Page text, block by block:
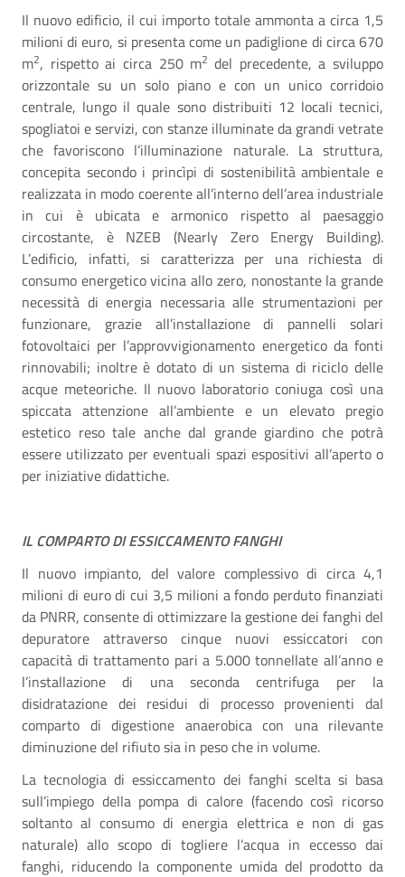
Il nuovo edificio, il cui importo totale ammonta a circa 1,5
milioni di euro, si presenta come un padiglione di circa 670
m2, rispetto ai circa 250 m2 del precedente, a sviluppo
orizzontale su un solo piano e con un unico corridoio
centrale, lungo il quale sono distribuiti 12 locali tecnici,
spogliatoi e servizi, con stanze illuminate da grandi vetrate
che favoriscono l’illuminazione naturale. La struttura,
concepita secondo i princìpi di sostenibilità ambientale e
realizzata in modo coerente all’interno dell’area industriale
in cui è ubicata e armonico rispetto al paesaggio
circostante, è NZEB (Nearly Zero Energy Building).
L’edificio, infatti, si caratterizza per una richiesta di
consumo energetico vicina allo zero, nonostante la grande
necessità di energia necessaria alle strumentazioni per
funzionare, grazie all’installazione di pannelli solari
fotovoltaici per l’approvvigionamento energetico da fonti
rinnovabili; inoltre è dotato di un sistema di riciclo delle
acque meteoriche. Il nuovo laboratorio coniuga così una
spiccata attenzione all’ambiente e un elevato pregio
estetico reso tale anche dal grande giardino che potrà
essere utilizzato per eventuali spazi espositivi all’aperto o
per iniziative didattiche.
IL COMPARTO DI ESSICCAMENTO FANGHI
Il nuovo impianto, del valore complessivo di circa 4,1
milioni di euro di cui 3,5 milioni a fondo perduto finanziati
da PNRR, consente di ottimizzare la gestione dei fanghi del
depuratore attraverso cinque nuovi essiccatori con
capacità di trattamento pari a 5.000 tonnellate all’anno e
l’installazione di una seconda centrifuga per la
disidratazione dei residui di processo provenienti dal
comparto di digestione anaerobica con una rilevante
diminuzione del rifiuto sia in peso che in volume.
La tecnologia di essiccamento dei fanghi scelta si basa
sull’impiego della pompa di calore (facendo così ricorso
soltanto al consumo di energia elettrica e non di gas
naturale) allo scopo di togliere l’acqua in eccesso dai
fanghi, riducendo la componente umida del prodotto da